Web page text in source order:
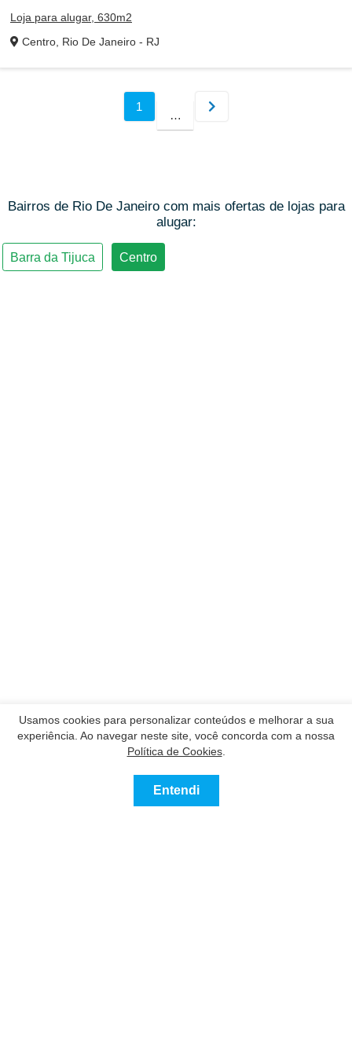
Loja para alugar, 630m2
Centro, Rio De Janeiro - RJ
Bairros de Rio De Janeiro com mais ofertas de lojas para
alugar:
Usamos cookies para personalizar conteúdos e melhorar a sua
experiência. Ao navegar neste site, você concorda com a nossa
Política de Cookies.
Entendi